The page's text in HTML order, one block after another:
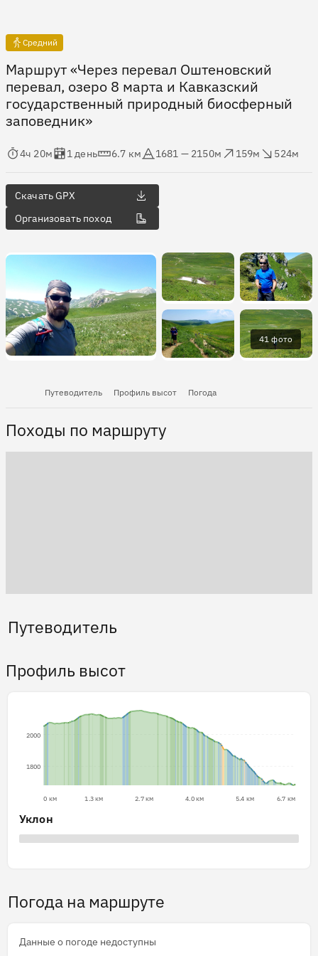
Средний
Маршрут «Через перевал Оштеновский
перевал, озеро 8 марта и Кавказский
государственный природный биосферный
заповедник»
в пути
4ч 20м
Оценка в днях
1 день
Дистанция
6.7 км
1681 — 2150м
159м
524м
Скачать GPX
Организовать поход
41 фото
Путеводитель Профиль высот Погода
Походы по маршруту
Путеводитель
Профиль высот
1800
2000
0 км 1.3 км 2.7 км 4.0 км 5.4 км 6.7 км
Уклон
Погода на маршруте
Данные о погоде недоступны